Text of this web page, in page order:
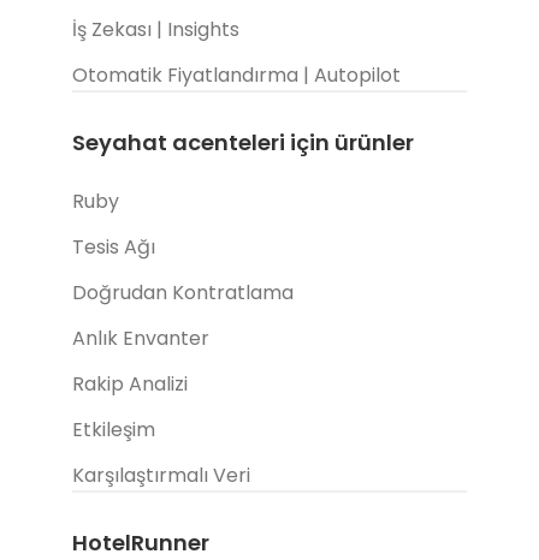
İş Zekası | Insights
Otomatik Fiyatlandırma | Autopilot
Seyahat acenteleri için ürünler
Ruby
Tesis Ağı
Doğrudan Kontratlama
Anlık Envanter
Rakip Analizi
Etkileşim
Karşılaştırmalı Veri
HotelRunner